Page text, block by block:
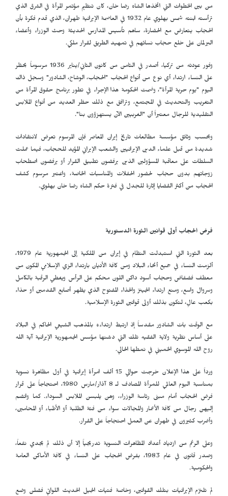
من بين الخطوات التي اتخذها الشاه رضا خان، كان تنظيم مؤتمر المرأة في الشرق الذي
ترأسته ابنته شمس بهلوي عام 1932 في العاصمة الإيرانية طهران، الذي قدم فكرة بأن
الحجاب يتعارض مع الحضارة، ساهم تأسيس المدارس الحديثة وحث الوزراء وأعضاء
البرلمان على خلع حجاب نسائهم في تمهيد الطريق لقرار ملكي.
وفور عودته من تركيا، أصدر في الثامن من كانون الثاني/يناير 1936 مرسوماً يحظر
على النساء ارتداء أي نوع من أنواع الحجاب "الحجاب، الوشاح، الشادور" وسجل ذاك
اليوم "يوم حرية المرأة"، وضمت الحكومة هذا الإجراء في تطور برنامج حقوق المرأة من
التغريب والتحديث في المجتمع، وترافق مع ذلك حظر العديد من أنواع الملابس
التقليدية للرجال معتبراً أن "الغربيين الآن يستهزؤون بنا".
وبحسب وثائق مؤسسة مطالعات تاريخ إيران المعاصر فإن المرسوم تعرض لانتقادات
شديدة من قبل علماء الدين الإيرانيين والشعب الإيراني المؤيد للحجاب، فيما عملت
السلطات على معاقبة المسؤولين الذين يرفضون تطبيق القرار أو يرفضون اصطحاب
زوجاتهم بدون حجاب لحضور الحفلات والمناسبات الخاصة، واعتبر مرسوم كشف
الحجاب من أكثر القضايا إثارة للجدل في فترة حكم الشاه رضا خان بهلوي.
فرض الحجاب أولى قوانين الثورة الدستورية
بعد الثورة التي استبدلت النظام في إيران من الملكية إلى الجمهورية عام 1979،
ألزمت النساء في جميع أنحاء البلاد ومن كافة الأديان بارتداء الزي الإسلامي المكون من
معطف فضفاض وحجاب أسود داكن اللون محكم على الرأس ويغطي الرقبة بالكامل
وسروال واسع، ومنع ارتداء الجينز والحذاء المفتوح الذي يظهر أصابع القدمين أو حذاء
بكعب عالٍ، لتكون بذلك أولى قوانين الثورة الإسلامية.
مع الوقت بات الشادور مقدساً إذ ارتبط ارتداءه بالمذهب الشيعي الحاكم في البلاد
على أساس نظرية ولاية الفقيه تلك التي دشنها مؤسس الجمهورية الإيرانية آية الله
روح الله الموسوي الخميني في نمطها الحالي.
ورداً على هذا الإعلان خرجت حوالي 15 ألف امرأة إيرانية في أول مظاهرة نسوية
بمناسبة اليوم العالمي للمرأة المصادف لـ 8 آذار/مارس 1980، احتجاجاً على قرار
فرض الحجاب أمام مبنى رئاسة الوزراء، وهن يلبسن الملابس السوداء. كما وانضم
إليهن رجال من كافة الأعمار والمجالات سواء من فئة الطلبة أو الأطباء أو المحامين،
وأضرب كثيرون في طهران عن العمل احتجاجاً على القرار.
وعلى الرغم من ازدياد أعداد المظاهرات النسوية تدريجياً إلا أن ذلك لم يجدي نفعاً،
وصدر قانون في عام 1983، بفرض الحجاب على النساء في كافة الأماكن العامة
والحكومية.
لم تلتزم الإيرانيات بتلك القوانين، وخاصة فتيات الجيل الحديث اللواتي فضلن وضع